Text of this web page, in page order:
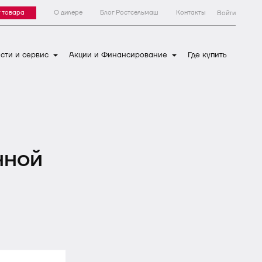
товара О дилере Блог Ростсельмаш Контакты Войти
и сервис Акции и Финансирование Где купить